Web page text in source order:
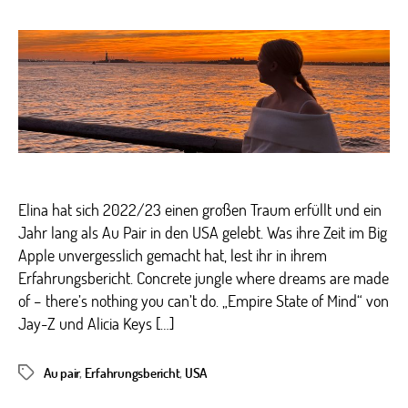
Zeit
Au
Pair
in
USA
Elina hat sich 2022/23 einen großen Traum erfüllt und ein
Jahr lang als Au Pair in den USA gelebt. Was ihre Zeit im Big
Apple unvergesslich gemacht hat, lest ihr in ihrem
Erfahrungsbericht. Concrete jungle where dreams are made
of – there’s nothing you can’t do. „Empire State of Mind“ von
Jay-Z und Alicia Keys […]
Schlagwörter
Au pair, Erfahrungsbericht, USA